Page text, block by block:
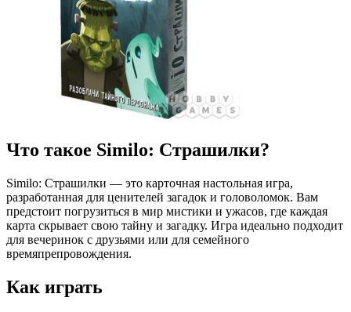
Что такое Similo: Страшилки?
Similo: Страшилки — это карточная настольная игра,
разработанная для ценителей загадок и головоломок. Вам
предстоит погрузиться в мир мистики и ужасов, где каждая
карта скрывает свою тайну и загадку. Игра идеально подходит
для вечеринок с друзьями или для семейного
времяпрепровождения.
Как играть